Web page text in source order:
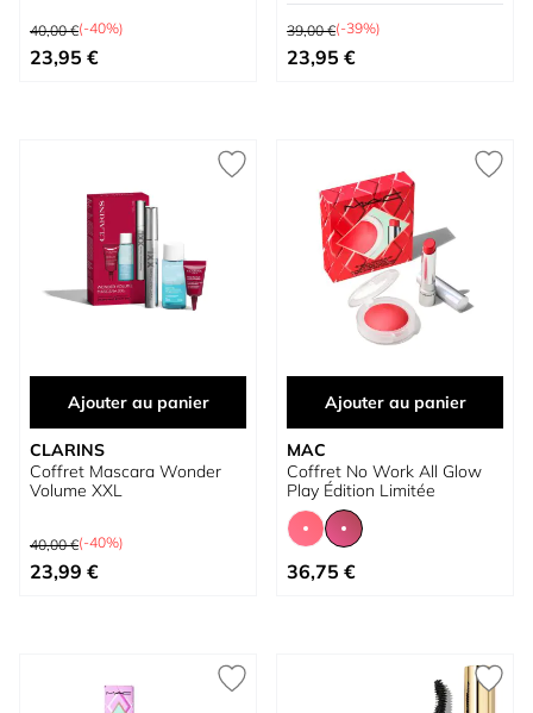
Prix normal
40,00 €(-40%)
Prix spécial
23,95 €
Prix normal
39,00 €(-39%)
Prix spécial
23,95 €
Ajouter au panier
CLARINS
Coffret Mascara Wonder
Volume XXL
Prix normal
40,00 €(-40%)
Prix spécial
23,99 €
Ajouter au panier
MAC
Coffret No Work All Glow
Play Édition Limitée
À partir de
36,75 €